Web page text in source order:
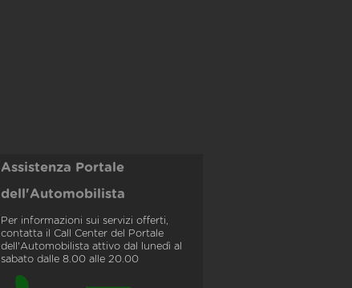
Assistenza Portale
dell'Automobilista
Per informazioni sui servizi offerti,
contatta il Call Center del Portale
dell'Automobilista attivo dal lunedì al
sabato dalle 8.00 alle 20.00